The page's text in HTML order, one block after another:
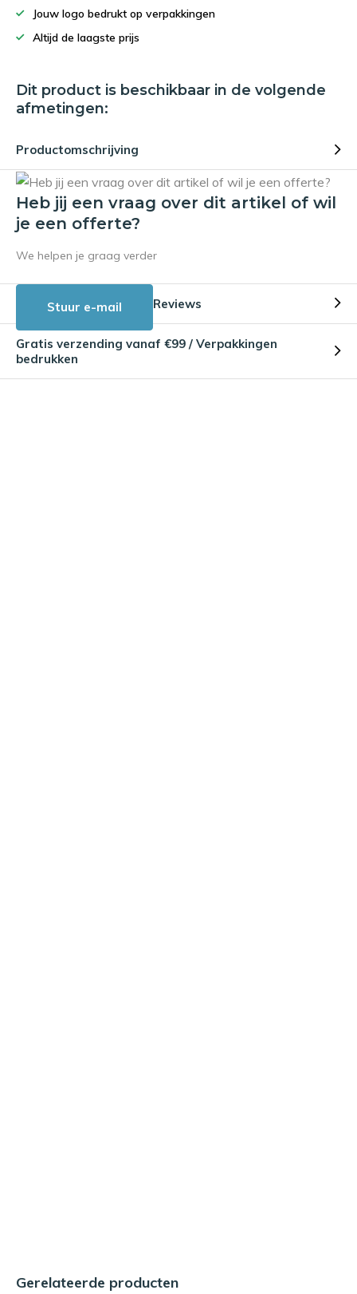
Jouw logo bedrukt op verpakkingen
Altijd de laagste prijs
Dit product is beschikbaar in de volgende
afmetingen:
Productomschrijving
Heb jij een vraag over dit artikel of wil
je een offerte?
We helpen je graag verder
Stuur e-mail Reviews
Gratis verzending vanaf €99 / Verpakkingen
bedrukken
Gerelateerde producten